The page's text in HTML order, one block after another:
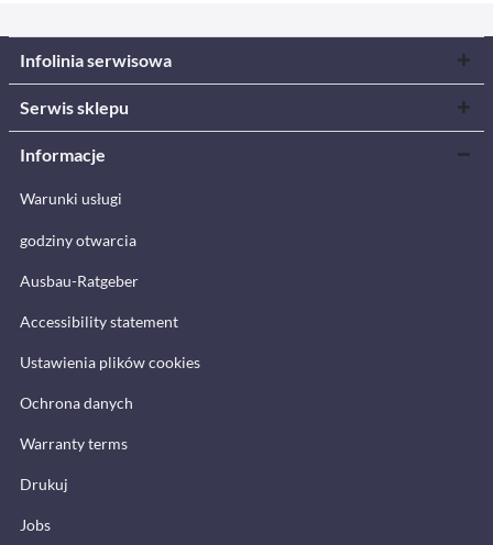
Infolinia serwisowa
Serwis sklepu
Informacje
Warunki usługi
godziny otwarcia
Ausbau-Ratgeber
Accessibility statement
Ustawienia plików cookies
Ochrona danych
Warranty terms
Drukuj
Jobs